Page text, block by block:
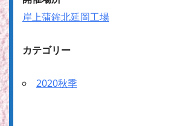
岸上蒲鉾北延岡工場
カテゴリー
2020秋季